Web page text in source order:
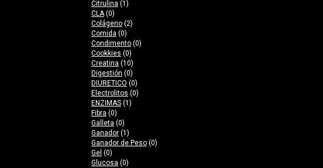
Citrulina (1)
CLA (0)
Colágeno (2)
Comida (0)
Condimento (0)
Cookkies (0)
Creatina (10)
Digestión (0)
DIURETICO (0)
Electrolitos (0)
ENZIMAS (1)
Fibra (0)
Galleta (0)
Ganador (1)
Ganador de Peso (0)
Gel (0)
Glucosa (0)